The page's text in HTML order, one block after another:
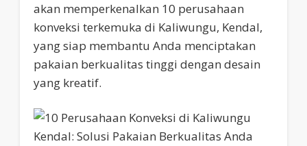
akan memperkenalkan 10 perusahaan
konveksi terkemuka di Kaliwungu, Kendal,
yang siap membantu Anda menciptakan
pakaian berkualitas tinggi dengan desain
yang kreatif.